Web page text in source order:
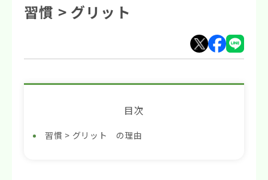
習慣 > グリット
目次
習慣 > グリット の理由